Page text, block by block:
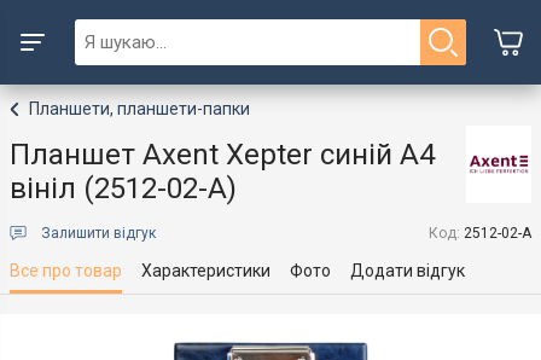
Планшети, планшети-папки
Планшет Axent Xepter синій А4
вініл (2512-02-A)
Залишити відгук Код: 2512-02-A
Все про товар Характеристики Фото Додати відгук